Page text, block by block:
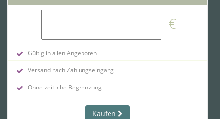
€
Gültig in allen Angeboten
Versand nach Zahlungseingang
Ohne zeitliche Begrenzung
Kaufen